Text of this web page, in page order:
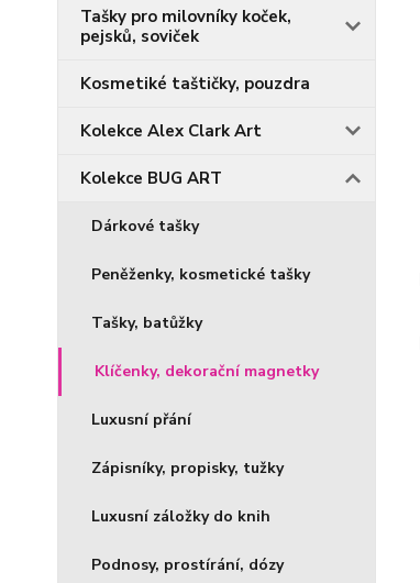
Tašky pro milovníky koček,
pejsků, soviček
Kosmetiké taštičky, pouzdra
Kolekce Alex Clark Art
Kolekce BUG ART
Dárkové tašky
Peněženky, kosmetické tašky
Tašky, batůžky
Klíčenky, dekorační magnetky
Luxusní přání
Zápisníky, propisky, tužky
Luxusní záložky do knih
Podnosy, prostírání, dózy